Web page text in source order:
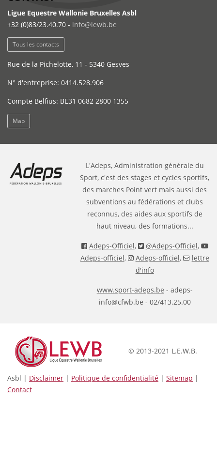
Ligue Equestre Wallonie Bruxelles Asbl
+32 (0)83/23.40.70 - info@lewb.be
Tous les contacts
Rue de la Pichelotte, 11 - 5340 Gesves
N° d'entreprise: 0414.528.906
Compte Belfius: BE31 0682 2800 1355
Map
L'Adeps, Administration générale du
Sport, c'est des stages et cycles sportifs,
des marches Point vert mais aussi des
subventions au fédérations et clubs
reconnus, des aides aux sportifs de
haut niveau, des formations...
Adeps-Officiel, @Adeps-Officiel,
Adeps-officiel, Adeps-officiel,
lettre
d'info
www.sport-adeps.be - adeps-
info@cfwb.be - 02/413.25.00
© 2013-2021 L.E.W.B.
Asbl | Disclaimer | Politique de confidentialité | Sitemap |
Contact